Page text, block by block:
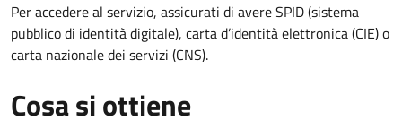
Per accedere al servizio, assicurati di avere SPID (sistema
pubblico di identità digitale), carta d’identità elettronica (CIE) o
carta nazionale dei servizi (CNS).
Cosa si ottiene